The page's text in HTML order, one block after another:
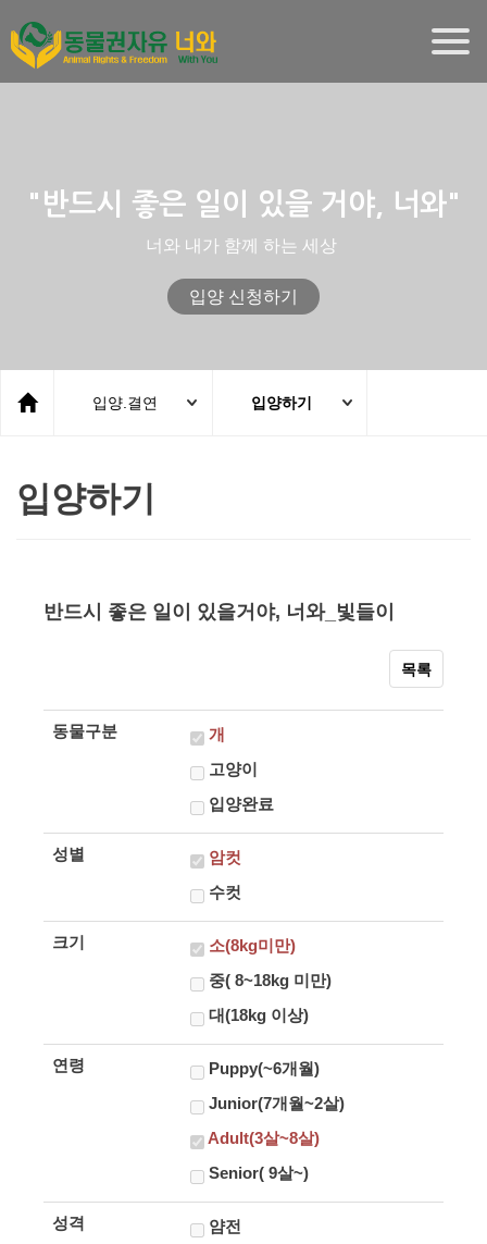
"반드시 좋은 일이 있을 거야, 너와"
너와 내가 함께 하는 세상
입양 신청하기
입양.결연 입양하기
입양하기
반드시 좋은 일이 있을거야, 너와_빛들이
목록
본문
동물구분
개
고양이
입양완료
성별
암컷
수컷
크기
소(8kg미만)
중( 8~18kg 미만)
대(18kg 이상)
연령
Puppy(~6개월)
Junior(7개월~2살)
Adult(3살~8살)
Senior( 9살~)
성격
얌전